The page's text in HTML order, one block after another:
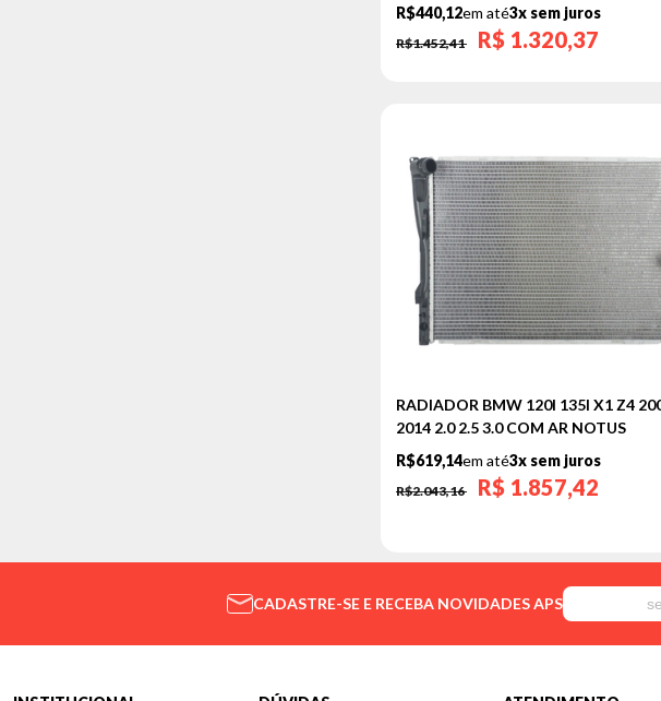
MINI
R$440,12em até3x sem juros
R$1.452,41 R$ 1.320,37
RADIADOR BMW 120I 135I X1 Z4
2014 2.0 2.5 3.0 COM AR NOTUS
R$619,14em até3x sem juros
R$2.043,16 R$ 1.857,42
CADASTRE-SE E RECEBA NOVIDADES APS